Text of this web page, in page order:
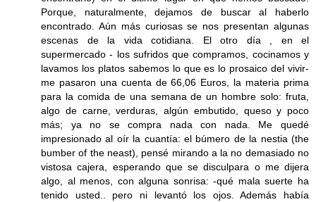
Porque, naturalmente, dejamos de buscar al haberlo
encontrado. Aún más curiosas se nos presentan algunas
escenas de la vida cotidiana. El otro día , en el
supermercado - los sufridos que compramos, cocinamos y
lavamos los platos sabemos lo que es lo prosaico del vivir-
me pasaron una cuenta de 66,06 Euros, la materia prima
para la comida de una semana de un hombre solo: fruta,
algo de carne, verduras, algún embutido, queso y poco
más; ya no se compra nada con nada. Me quedé
impresionado al oír la cuantía: el búmero de la nestia (the
bumber of the neast), pensé mirando a la no demasiado no
vistosa cajera, esperando que se disculpara o me dijera
algo, al menos, con alguna sonrisa: -qué mala suerte ha
tenido usted.. pero ni levantó los ojos. Además había